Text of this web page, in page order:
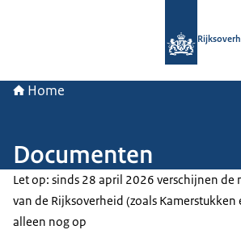
Home
Documenten
Let op: sinds 28 april 2026 verschijnen de
van de Rijksoverheid (zoals
alleen nog op